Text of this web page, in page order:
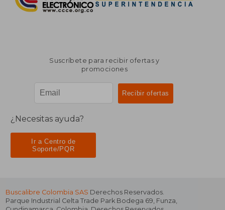
Suscríbete para recibir ofertas y
promociones
¿Necesitas ayuda?
Ir a Centro de
Soporte/PQR
Buscalibre Colombia SAS Derechos Reservados.
Parque Industrial Celta Trade Park Bodega 69, Funza,